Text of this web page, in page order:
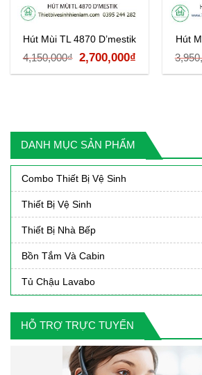
DANH MỤC SẢN PHẨM
Combo Thiết Bị Vệ Sinh
Thiết Bị Vệ Sinh
Thiết Bị Nhà Bếp
Bồn Tắm Và Cabin
Tủ Chậu Lavabo
HỖ TRỢ TRỰC TUYẾN
Hút Mùi TL 4870 D’mestik
4,150,000₫ Giá
gốc
2,700,000₫
hiện
2,700,000₫.
Hút